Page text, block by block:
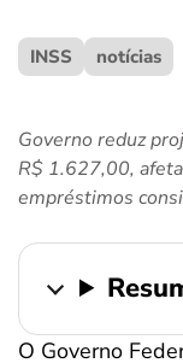
INSS notícias
Governo reduz
R$ 1.627,00,
empréstimos
O Governo